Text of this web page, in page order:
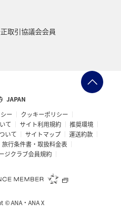
取引協議会会員
JAPAN
ー
クッキーポリシー
て
サイト利用規約
推奨環境
いて
サイトマップ
運送約款
行条件書・取扱料金表
ジクラブ会員規約
©ANA・ANA X